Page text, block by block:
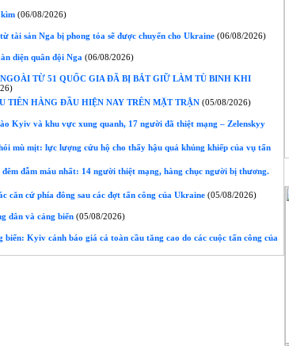
kìm (06/08/2026)
tài sản Nga bị phong tỏa sẽ được chuyển cho Ukraine (06/08/2026)
diện quân đội Nga (06/08/2026)
TỪ 51 QUỐC GIA ĐÃ BỊ BẮT GIỮ LÀM TÙ BINH KHI
TIÊN HÀNG ĐẦU HIỆN NAY TRÊN MẶT TRẬN (05/08/2026)
Kyiv và khu vực xung quanh, 17 người đã thiệt mạng – Zelenskyy
mù mịt: lực lượng cứu hộ cho thấy hậu quả khủng khiếp của vụ tấn
đẫm máu nhất: 14 người thiệt mạng, hàng chục người bị thương.
căn cứ phía đông sau các đợt tấn công của Ukraine (05/08/2026)
dân và cảng biển (05/08/2026)
biển: Kyiv cảnh báo giá cả toàn cầu tăng cao do các cuộc tấn công của